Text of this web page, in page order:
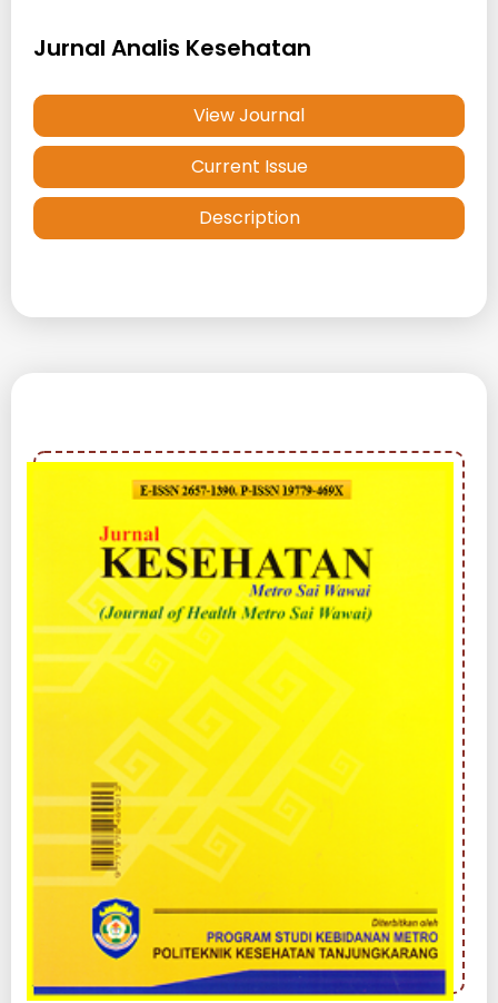
Jurnal Analis Kesehatan
View Journal
Current Issue
Description